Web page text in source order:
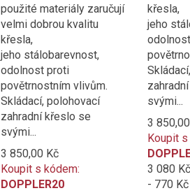
použité materiály zaručují
velmi dobrou kvalitu
křesla,
jeho stálobarevnost,
odolnost proti
povětrnostním vlivům.
Skládací, polohovací
zahradní křeslo se
svými...
3 850,00 Kč
Koupit s kódem:
DOPPLER20
křesla,
jeho
svými...
3
Koupit
3 080 Kč
- 770 Kč